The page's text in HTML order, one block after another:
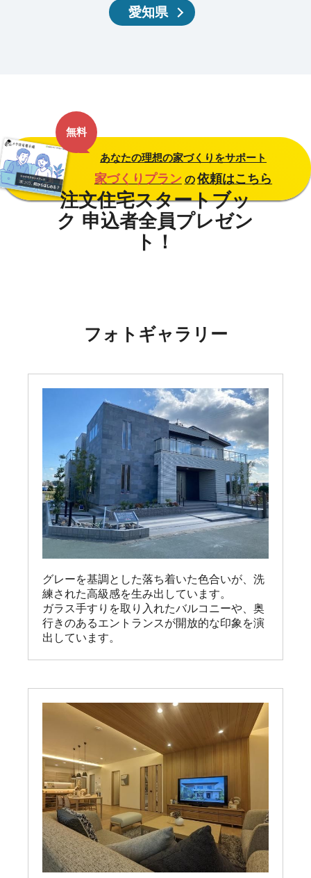
愛知県
無料
あなたの理想の家づくりをサポート
家づくりプラン の 依頼はこちら
フォトギャラリー
グレーを基調とした落ち着いた色合いが、洗
練された高級感を生み出しています。
ガラス手すりを取り入れたバルコニーや、奥
行きのあるエントランスが開放的な印象を演
出しています。